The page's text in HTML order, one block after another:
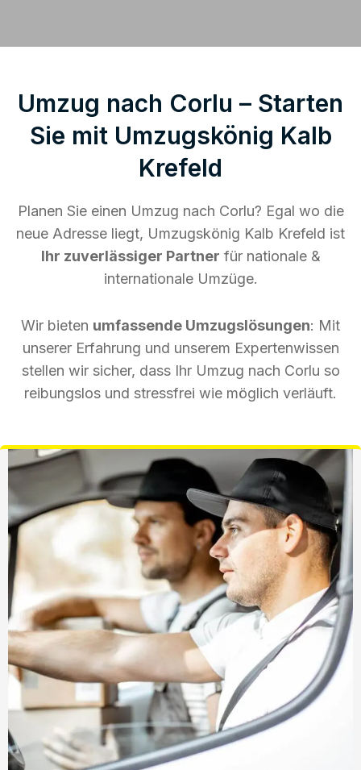
Umzug nach Corlu – Starten
Sie mit Umzugskönig Kalb
Krefeld
Planen Sie einen Umzug nach Corlu? Egal wo die
neue Adresse liegt, Umzugskönig Kalb Krefeld ist
Ihr zuverlässiger Partner für nationale &
internationale Umzüge.
Wir bieten umfassende Umzugslösungen: Mit
unserer Erfahrung und unserem Expertenwissen
stellen wir sicher, dass Ihr Umzug nach Corlu so
reibungslos und stressfrei wie möglich verläuft.